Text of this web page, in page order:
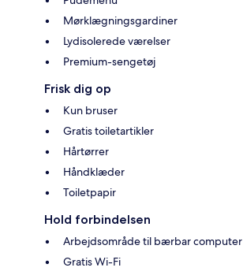
Mørklægningsgardiner
Lydisolerede værelser
Premium-sengetøj
Frisk dig op
Kun bruser
Gratis toiletartikler
Hårtørrer
Håndklæder
Toiletpapir
Hold forbindelsen
Arbejdsområde til bærbar computer
Gratis Wi-Fi